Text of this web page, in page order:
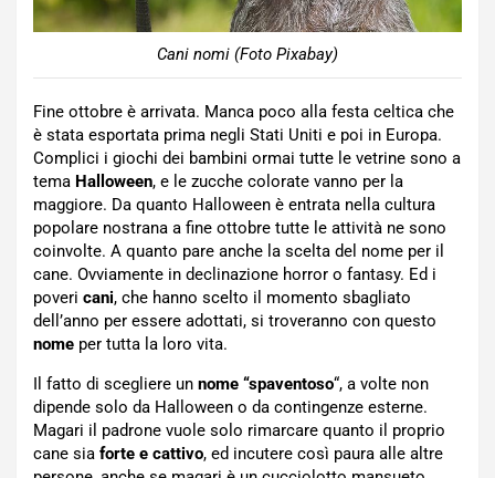
Cani nomi (Foto Pixabay)
Fine ottobre è arrivata. Manca poco alla festa celtica che
è stata esportata prima negli Stati Uniti e poi in Europa.
Complici i giochi dei bambini ormai tutte le vetrine sono a
tema Halloween, e le zucche colorate vanno per la
maggiore. Da quanto Halloween è entrata nella cultura
popolare nostrana a fine ottobre tutte le attività ne sono
coinvolte. A quanto pare anche la scelta del nome per il
cane. Ovviamente in declinazione horror o fantasy. Ed i
poveri cani, che hanno scelto il momento sbagliato
dell’anno per essere adottati, si troveranno con questo
nome per tutta la loro vita.
Il fatto di scegliere un nome “spaventoso“, a volte non
dipende solo da Halloween o da contingenze esterne.
Magari il padrone vuole solo rimarcare quanto il proprio
cane sia forte e cattivo, ed incutere così paura alle altre